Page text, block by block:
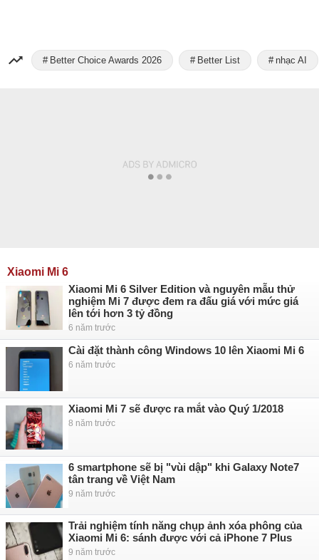
Better Choice Awards 2026 Better List nhạc AI
Xiaomi Mi 6
Xiaomi Mi 6 Silver Edition và nguyên mẫu thử
nghiệm Mi 7 được đem ra đấu giá với mức giá
lên tới hơn 3 tỷ đồng
6 năm trước
Cài đặt thành công Windows 10 lên Xiaomi Mi 6
6 năm trước
Xiaomi Mi 7 sẽ được ra mắt vào Quý 1/2018
8 năm trước
6 smartphone sẽ bị "vùi dập" khi Galaxy Note7
tân trang về Việt Nam
9 năm trước
Trải nghiệm tính năng chụp ảnh xóa phông của
Xiaomi Mi 6: sánh được với cả iPhone 7 Plus
9 năm trước